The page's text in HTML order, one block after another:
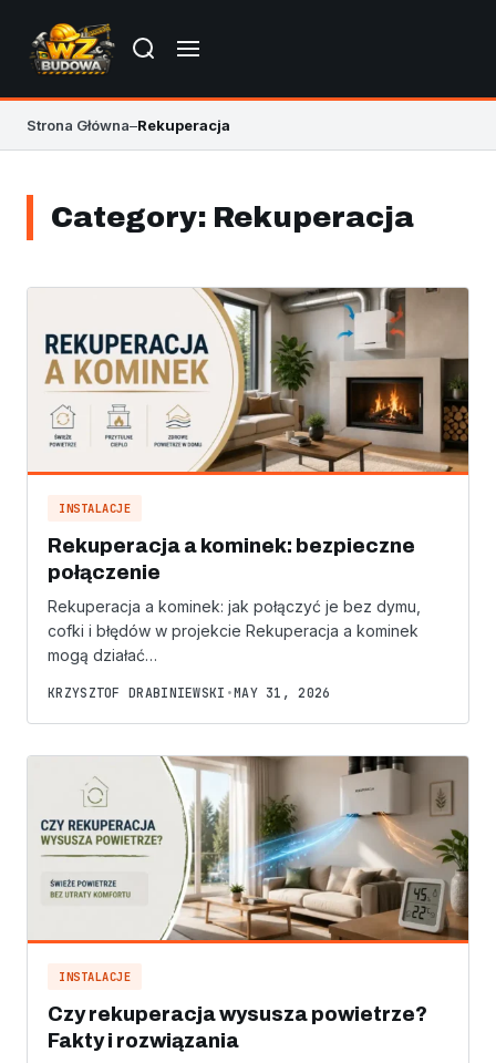
Strona Główna–Rekuperacja
Category: Rekuperacja
INSTALACJE
Rekuperacja a kominek: bezpieczne
połączenie
Rekuperacja a kominek: jak połączyć je bez dymu,
cofki i błędów w projekcie Rekuperacja a kominek
mogą działać…
KRZYSZTOF DRABINIEWSKI •MAY 31, 2026
INSTALACJE
Czy rekuperacja wysusza powietrze?
Fakty i rozwiązania